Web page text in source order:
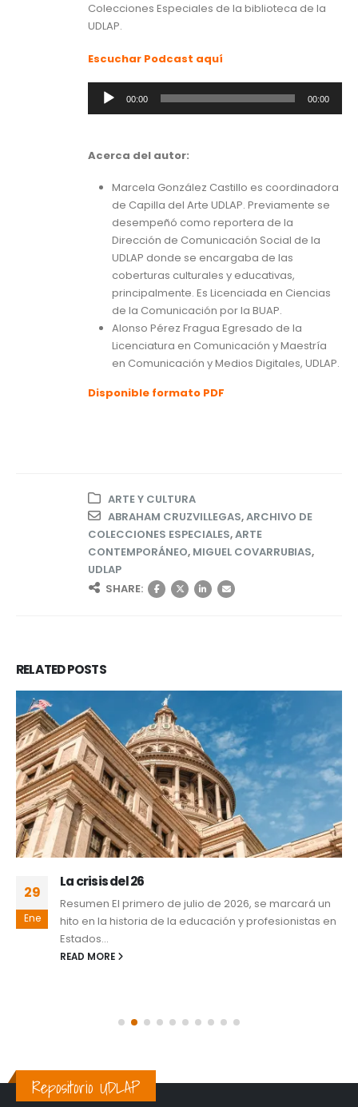
Colecciones Especiales de la biblioteca de la
UDLAP.
Escuchar Podcast aquí
Reproductor
00:00 00:00
Acerca del autor:
Marcela González Castillo es coordinadora
de Capilla del Arte UDLAP. Previamente se
desempeñó como reportera de la
Dirección de Comunicación Social de la
UDLAP donde se encargaba de las
coberturas culturales y educativas,
principalmente. Es Licenciada en Ciencias
de la Comunicación por la BUAP.
Alonso Pérez Fragua Egresado de la
Licenciatura en Comunicación y Maestría
en Comunicación y Medios Digitales, UDLAP.
Disponible formato PDF
ARTE Y CULTURA
ABRAHAM CRUZVILLEGAS,ARCHIVO DE
COLECCIONES ESPECIALES,ARTE
CONTEMPORÁNEO, MIGUEL COVARRUBIAS,
UDLAP
SHARE:
RELATEDPOSTS
29
Ene
La crisis del 26
Resumen El primero de julio de 2026, se marcará un
hito en la historia de la educación y profesionistas en
Estados...
READ MORE
Repositorio UDLAP